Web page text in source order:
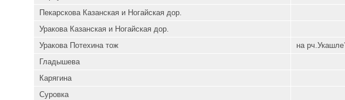
Пекарскова Казанская и Ногайская дор.
Уракова Казанская и Ногайская дор.
Уракова Потехина тож
на
Гладышева
Карягина
Суровка